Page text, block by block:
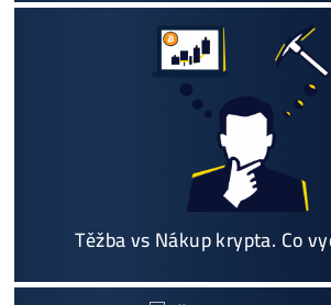
NEJNIŽŠÍ CENY
v
MožnostHOUSINGU (ušetříš
Jsme jediný prodejce, který ti
Individuální Přístup -
ní účtů ..